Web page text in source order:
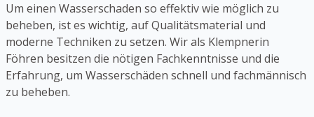
Um einen Wasserschaden so effektiv wie möglich zu
beheben, ist es wichtig, auf Qualitätsmaterial und
moderne Techniken zu setzen. Wir als Klempnerin
Föhren besitzen die nötigen Fachkenntnisse und die
Erfahrung, um Wasserschäden schnell und fachmännisch
zu beheben.